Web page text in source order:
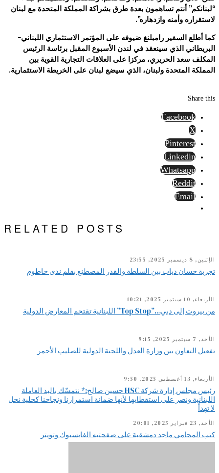
“لبنانكم” أنتم تساهمون بعدة طرق بشراكة المملكة المتحدة مع لبنان
لاستقراره وأمنه وازدهاره”.
كما أطلع السفير رامبلنغ ضيوفه على المؤتمر الاستثماري اللبناني-
البريطاني الذي سينعقد في لندن الأسبوع المقبل برئاسة الرئيس
المكلف سعد الحريري، مركزا على العلاقات التجارية القوية بين
المملكة المتحدة ولبنان، الذي سيضع لبنان على الخريطة الاستثمارية.
Share this
Facebook
X
Pinterest
Linkedin
Whatsapp
Reddit
Email
RELATED POSTS
الإثنين, 8 ديسمبر 2025, 23:55
تجربة حسان دياب بين السلطة والقدر المصطنع بقلم ندى حاطوم
الأربعاء, 10 سبتمبر 2025, 10:21
من بيروت إلى دبي…”Top Stop” اللبنانية تقتحم المعارض الدولية
الأحد, 7 سبتمبر 2025, 9:15
تفعيل التعاون بين وزارة العدل واللجنة الدولية للصليب الأحمر
الأربعاء, 13 أغسطس 2025, 9:50
رئيس مجلس إدارة شركة HSC حسين صالح:* نتمسّك باليد العاملة
اللبنانية ونصر على استقطابها لأنها ضمانة استمرارنا ونجاحنا كخلية نحل
لا تهدأ
الأحد, 23 فبراير 2025, 20:01
كتب المحامي ماجد دمشقية على صفحتيه الفايسبوك وتويتر